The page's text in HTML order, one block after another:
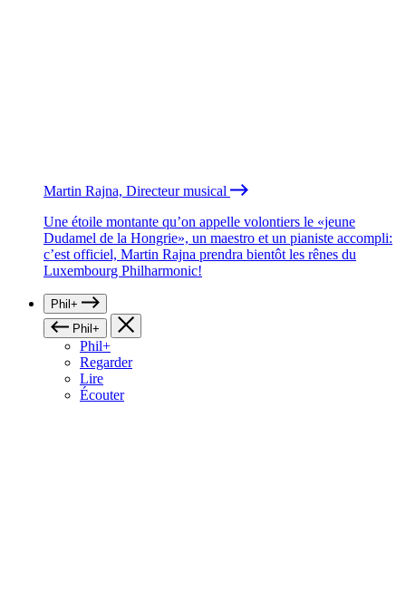
Martin Rajna, Directeur musical
Une étoile montante qu’on appelle volontiers le «jeune
Dudamel de la Hongrie», un maestro et un pianiste accompli:
c’est officiel, Martin Rajna prendra bientôt les rênes du
Luxembourg Philharmonic!
Phil+
Phil+
Phil+
Regarder
Lire
Écouter